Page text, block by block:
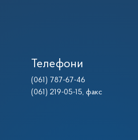
Телефони
(061) 787-67-46
(061) 219-05-15, факс